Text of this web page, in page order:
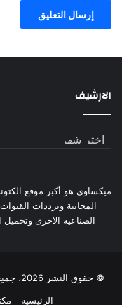
الارشيف
الارشيف
ميكساوى هو أكبر موقع
المجانية وترددات
الصناعية الاخرى وتحميل
© حقوق النشر 2026، جميع الحقوق محفوظة |
الرئيسية